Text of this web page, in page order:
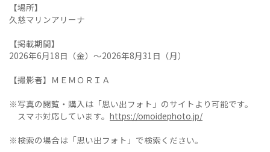
【場所】
久慈マリンアリーナ
【掲載期間】
2026年6月18日（金）～2026年8月31日（月）
【撮影者】ＭＥＭＯＲＩＡ
※写真の閲覧・購入は「思い出フォト」のサイトより可能です。
スマホ対応しています。 https://omoidephoto.jp/
※検索の場合は「思い出フォト」で検索ください。